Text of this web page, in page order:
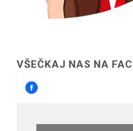
VŠEČKAJ NAS NA